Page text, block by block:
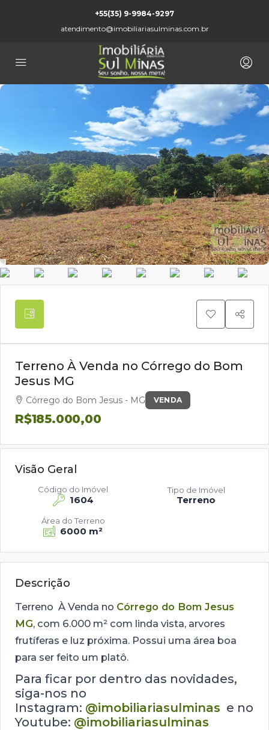
+55(35) 9-9984-9297
atendimento@imobiliariasulminas.com.br
VENDA
Terreno À Venda no Córrego do Bom
Jesus MG
Córrego do Bom Jesus - MG
R$185.000,00
Visão Geral
1604
Código do Imóvel
Terreno
Tipo de Imóvel
6000 m²
Área do Terreno
Descrição
Terreno À Venda no Córrego do Bom Jesus
MG, com 6.000 m² com linda vista, arvores
frutíferas e luz próxima. Possui uma área boa
para ser feito um platô.
Para ficar por dentro das novidades,
siga-nos no
Instagram: @imobiliariasulminas e no
Youtube: @imobiliariasulminas